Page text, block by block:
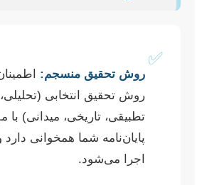
✅
روش تحقیق منسجم:
روش تحقیق انتخابی
تطبیقی، تاریخی، میدانی)
پایان‌نامه شما همخوانی
اجرا می‌شود.